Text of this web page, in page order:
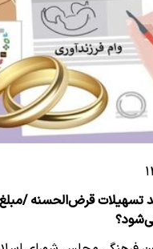
قرض‌الحسنه /مبلغ